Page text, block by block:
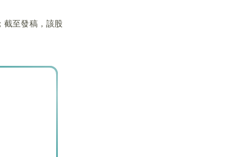
截至發稿，該股